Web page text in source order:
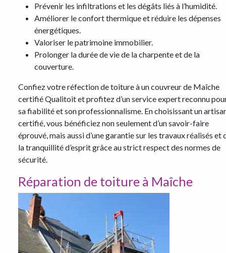
Prévenir les infiltrations et les dégâts liés à l’humidité.
Améliorer le confort thermique et réduire les dépenses
énergétiques.
Valoriser le patrimoine immobilier.
Prolonger la durée de vie de la charpente et de la
couverture.
Confiez votre réfection de toiture à un couvreur de Maîche
certifié Qualitoit et profitez d’un service expert reconnu
sa fiabilité et son professionnalisme. En choisissant un
certifié, vous bénéficiez non seulement d’un savoir-faire
éprouvé, mais aussi d’une garantie sur les travaux réalisés et
la tranquillité d’esprit grâce au strict respect des normes de
sécurité.
Réparation de toiture à Maîche